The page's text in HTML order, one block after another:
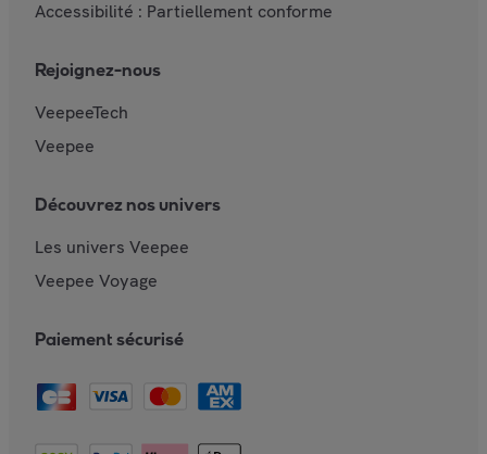
Accessibilité : Partiellement conforme
Rejoignez-nous
VeepeeTech
Veepee
Découvrez nos univers
Les univers Veepee
Veepee Voyage
Paiement sécurisé